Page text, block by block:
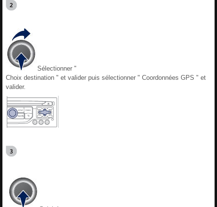
Sélectionner "
Choix destination " et valider puis sélectionner " Coordonnées GPS " et
valider.